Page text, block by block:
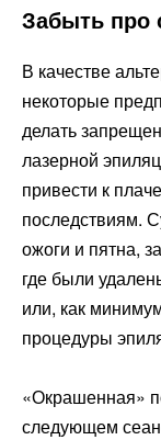
Забыть про
В качестве
некоторые
делать
лазерной
привести к
последствиям.
ожоги и пятна,
где были
или, как
процедуры
«Окрашенная»
следующем